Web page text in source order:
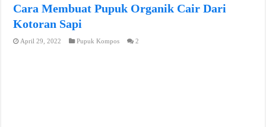
Cara Membuat Pupuk Organik Cair Dari
Kotoran Sapi
April 29, 2022 Pupuk Kompos 2